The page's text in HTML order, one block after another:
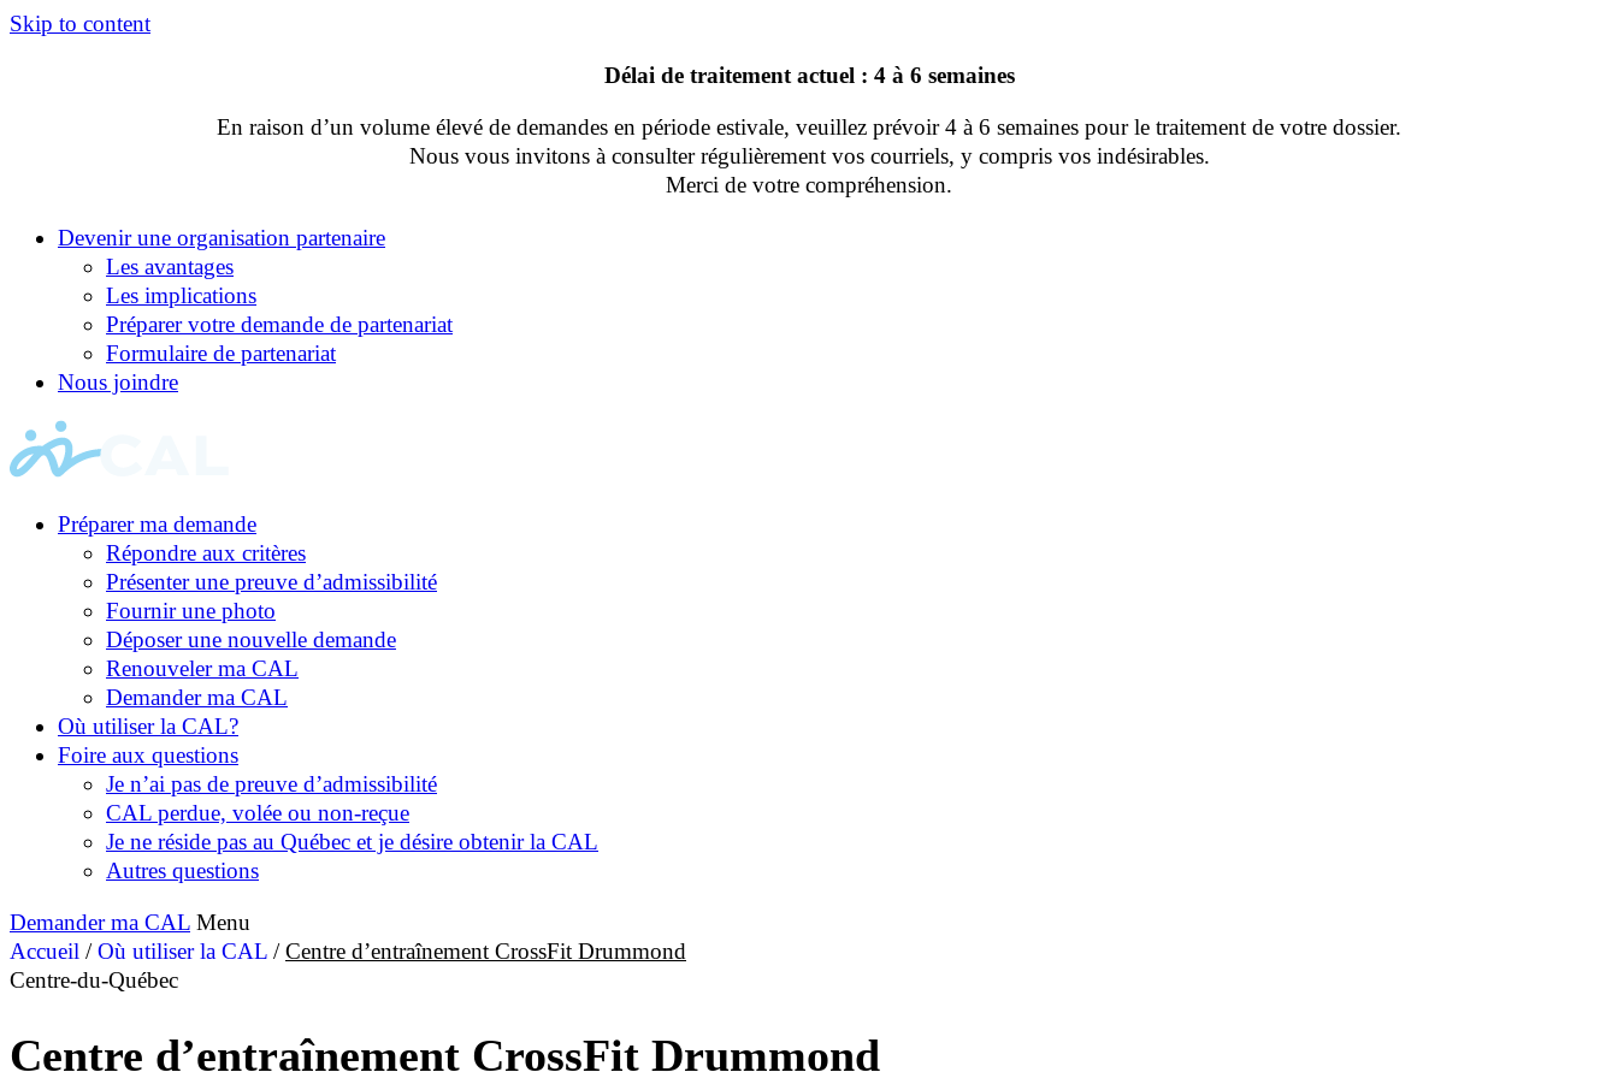
Skip to content
Délai de traitement actuel : 4 à 6 semaines
En raison d’un volume élevé de demandes en période estivale, veuillez prévoir 4 à 6 semaines pour le traitement de votre dossier.
Nous vous invitons à consulter régulièrement vos courriels, y compris vos indésirables.
Merci de votre compréhension.
Devenir une organisation partenaire
Les avantages
Les implications
Préparer votre demande de partenariat
Formulaire de partenariat
Nous joindre
Préparer ma demande
Répondre aux critères
Présenter une preuve d’admissibilité
Fournir une photo
Déposer une nouvelle demande
Renouveler ma CAL
Demander ma CAL
Où utiliser la CAL?
Foire aux questions
Je n’ai pas de preuve d’admissibilité
CAL perdue, volée ou non-reçue
Je ne réside pas au Québec et je désire obtenir la CAL
Autres questions
Demander ma CAL Menu
Accueil /Où utiliser la CAL /Centre d’entraînement CrossFit Drummond
Centre-du-Québec
Centre d’entraînement CrossFit Drummond